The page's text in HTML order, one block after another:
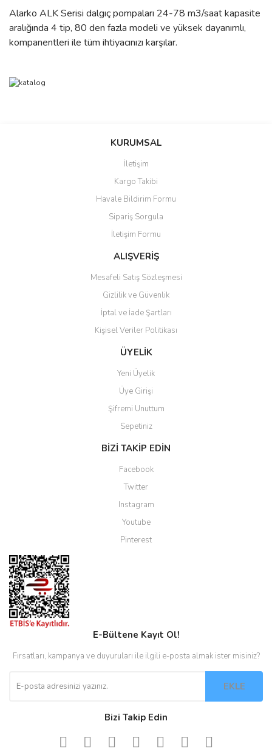
Alarko ALK Serisi dalgıç pompaları 24-78 m3/saat kapasite
aralığında 4 tip, 80 den fazla modeli ve yüksek dayanımlı,
kompanentleri ile tüm ihtiyacınızı karşılar.
Bu ürüne ilk yorumu siz yapın!
Ürün hakkında henüz soru sorulmamış.
Ürün resmi kalitesiz, bozuk veya görüntülenemiyor.
Ürün açıklamasında eksik bilgiler bulunuyor.
Ürün bilgilerinde hatalar bulunuyor.
Ürün fiyatı diğer sitelerden daha pahalı.
Bu ürüne benzer farklı alternatifler olmalı.
Gönder
KURUMSAL
İletişim
Kargo Takibi
Havale Bildirim Formu
Sipariş Sorgula
İletişim Formu
ALIŞVERİŞ
Mesafeli Satış Sözleşmesi
Gizlilik ve Güvenlik
İptal ve İade Şartları
Kişisel Veriler Politikası
ÜYELİK
Yeni Üyelik
Üye Girişi
Şifremi Unuttum
Sepetiniz
BİZİ TAKİP EDİN
Facebook
Twitter
Instagram
Youtube
Pinterest
E-Bültene Kayıt Ol!
Fırsatları, kampanya ve duyuruları ile ilgili e-posta almak ister misiniz?
EKLE
Bizi Takip Edin